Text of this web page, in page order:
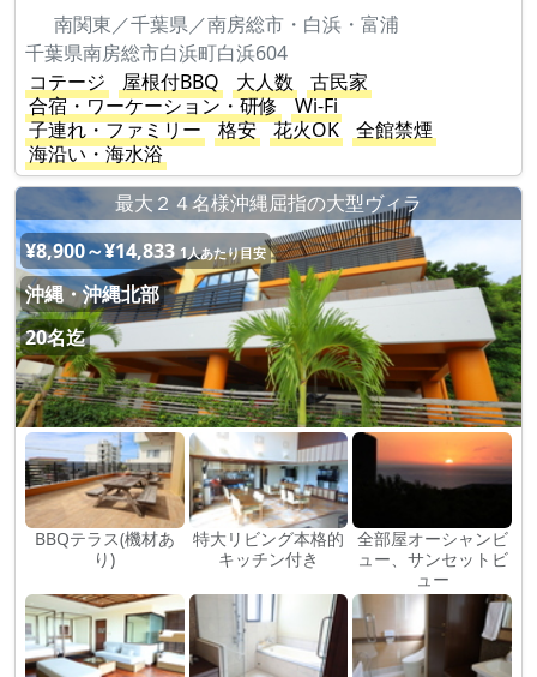
南関東／千葉県／南房総市・白浜・富浦
千葉県南房総市白浜町白浜604
コテージ
屋根付BBQ 大人数
古民家
合宿・ワーケーション・研修
Wi-Fi
子連れ・ファミリー
格安 花火OK
全館禁煙
海沿い・海水浴
最大２４名様沖縄屈指の大型ヴィラ
¥8,900～¥14,833 1人あたり目安
沖縄・沖縄北部
20名迄
BBQテラス(機材あ
り)
特大リビング本格的
キッチン付き
全部屋オーシャンビ
ュー、サンセットビ
ュー